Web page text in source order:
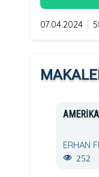
07.04.2024
ERHAN
252